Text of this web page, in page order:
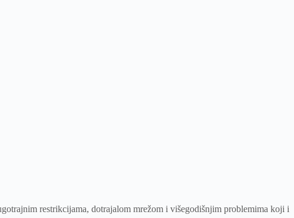
restrikcijama, dotrajalom mrežom i višegodišnjim problemima koji i